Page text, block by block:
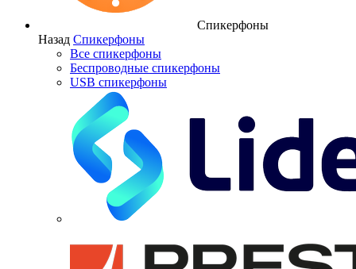
Спикерфоны
Назад Спикерфоны
Все спикерфоны
Беспроводные спикерфоны
USB спикерфоны